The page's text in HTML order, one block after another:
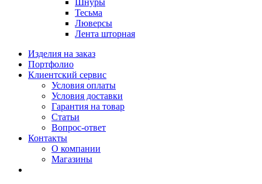
Шнуры
Тесьма
Люверсы
Лента шторная
Изделия на заказ
Портфолио
Клиентский сервис
Условия оплаты
Условия доставки
Гарантия на товар
Статьи
Вопрос-ответ
Контакты
О компании
Магазины